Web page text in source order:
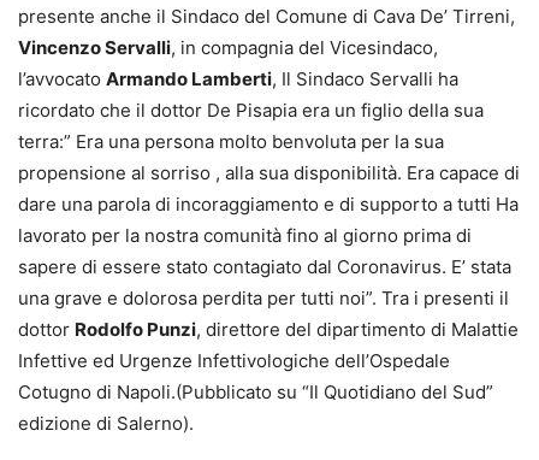
presente anche il Sindaco del Comune di Cava De’ Tirreni,
Vincenzo Servalli, in compagnia del Vicesindaco,
l’avvocato Armando Lamberti, Il Sindaco Servalli ha
ricordato che il dottor De Pisapia era un figlio della sua
terra:” Era una persona molto benvoluta per la sua
propensione al sorriso , alla sua disponibilità. Era capace di
dare una parola di incoraggiamento e di supporto a tutti Ha
lavorato per la nostra comunità fino al giorno prima di
sapere di essere stato contagiato dal Coronavirus. E’ stata
una grave e dolorosa perdita per tutti noi”. Tra i presenti il
dottor Rodolfo Punzi, direttore del dipartimento di Malattie
Infettive ed Urgenze Infettivologiche dell’Ospedale
Cotugno di Napoli.(Pubblicato su “Il Quotidiano del Sud”
edizione di Salerno).